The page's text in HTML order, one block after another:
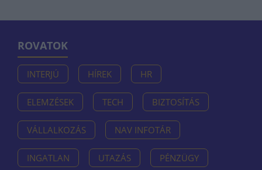
ROVATOK
INTERJÚ HÍREK HR
ELEMZÉSEK TECH BIZTOSÍTÁS
VÁLLALKOZÁS NAV INFOTÁR
INGATLAN UTAZÁS PÉNZÜGY